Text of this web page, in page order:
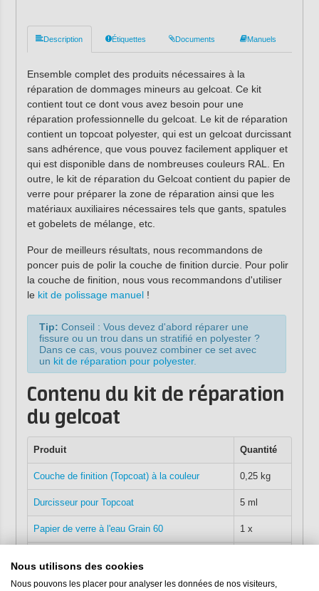
Description Étiquettes Documents Manuels
Ensemble complet des produits nécessaires à la
réparation de dommages mineurs au gelcoat. Ce kit
contient tout ce dont vous avez besoin pour une
réparation professionnelle du gelcoat. Le kit de réparation
contient un topcoat polyester, qui est un gelcoat durcissant
sans adhérence, que vous pouvez facilement appliquer et
qui est disponible dans de nombreuses couleurs RAL. En
outre, le kit de réparation du Gelcoat contient du papier de
verre pour préparer la zone de réparation ainsi que les
matériaux auxiliaires nécessaires tels que gants, spatules
et gobelets de mélange, etc.
Pour de meilleurs résultats, nous recommandons de
poncer puis de polir la couche de finition durcie. Pour polir
la couche de finition, nous vous recommandons d'utiliser
le kit de polissage manuel!
Tip: Conseil : Vous devez d'abord réparer une
fissure ou un trou dans un stratifié en polyester ?
Dans ce cas, vous pouvez combiner ce set avec
un kit de réparation pour polyester.
Contenu du kit de réparation
du gelcoat
Produit Quantité
Couche de finition (Topcoat) à la couleur 0,25 kg
Durcisseur pour Topcoat 5 ml
Papier de verre à l'eau Grain 60 1 x
Gobelets de mélange (400 ml) 2 x
Nous utilisons des cookies
Nous pouvons les placer pour analyser les données de nos visiteurs,